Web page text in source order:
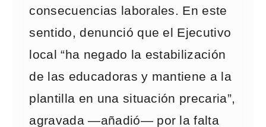
consecuencias laborales. En este
sentido, denunció que el Ejecutivo
local “ha negado la estabilización
de las educadoras y mantiene a la
plantilla en una situación precaria”,
agravada —añadió— por la falta